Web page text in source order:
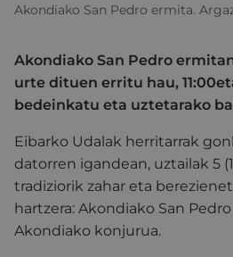
Akondiako San Pedro ermita.
Akondiako San Pedro
urte dituen erritu hau,
bedeinkatu eta uztetarako
Eibarko Udalak herritarrak
datorren igandean, uztailak 5
tradiziorik zahar eta
hartzera: Akondiako San
Akondiako konjurua.